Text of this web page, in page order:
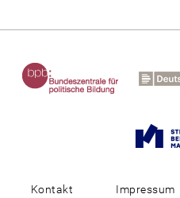
Kontakt Impressum